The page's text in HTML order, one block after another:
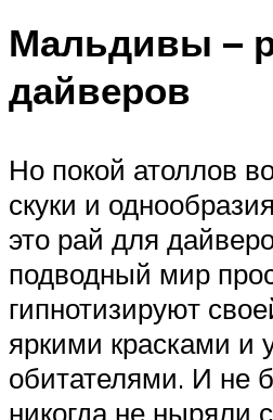
Мальдивы –
дайверов
Но покой атоллов
скуки и
это рай для
подводный мир
гипнотизируют
яркими красками и
обитателями. И не
никогда не ныряли